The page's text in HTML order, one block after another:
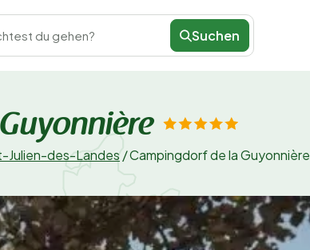
du gehen? Suchen
Julien-des-Landes /Campingdorf de la Guyonnière